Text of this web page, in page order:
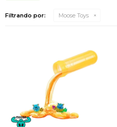
Filtrando por: Moose Toys